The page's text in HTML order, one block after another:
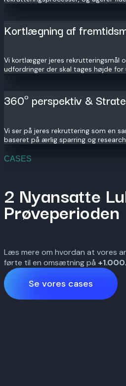
Kortlægning af
Vi kortlægger jeres rekrutteringsmål
udfordringer der skal tages højde for
360º perspektiv &
Vi ser på jeres rekruttering som en
baseret på ærlig sparring og research.
CASES
2 Nyansatte
Prøveperioden
Læs mere om hvordan at vores
førte til en omsætning på
Se vores cases